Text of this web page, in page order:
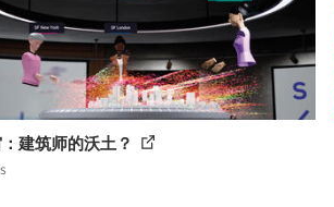
建筑师的沃土？